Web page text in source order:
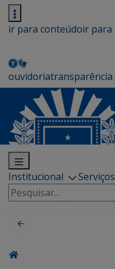
ir para conteúdoir para
ouvidoriatransparência
Institucional Serviços
Pesquisar
por: